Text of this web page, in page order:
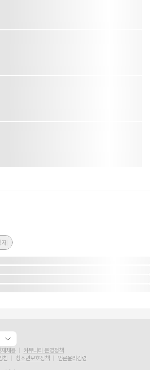
재채용
커뮤니티 운영정책
침 청소년보호정책
언론윤리강령